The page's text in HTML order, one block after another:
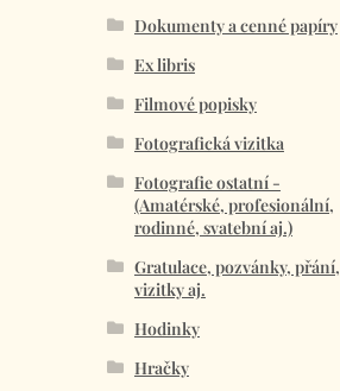
Dokumenty a cenné papíry
Ex libris
Filmové popisky
Fotografická vizitka
Fotografie ostatní -
(Amatérské, profesionální,
rodinné, svatební aj.)
Gratulace, pozvánky, přání,
vizitky aj.
Hodinky
Hračky